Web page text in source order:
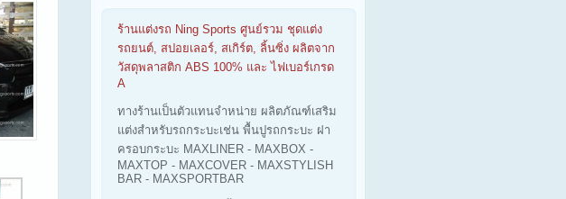
ร้านแต่งรถ Ning Sports ศูนย์รวม ชุดแต่ง
รถยนต์, สปอยเลอร์, สเกิร์ต, ลิ้นซิ่ง ผลิตจาก
วัสดุพลาสติก ABS 100% และ ไฟเบอร์เกรด
A
ทางร้านเป็นตัวแทนจำหน่าย ผลิตภัณฑ์เสริม
แต่งสำหรับรถกระบะเช่น พื้นปูรถกระบะ ฝา
ครอบกระบะ MAXLINER - MAXBOX -
MAXTOP - MAXCOVER - MAXSTYLISH
BAR - MAXSPORTBAR